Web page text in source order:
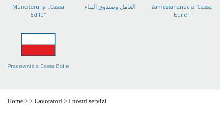
Muncitorul şi „Cassa
Edile”
العامل وصندوق البناء
Zamestananec a “Cassa
Edile"
Pracownik a Cassa Edile
Home > > Lavoratori > I nostri servizi